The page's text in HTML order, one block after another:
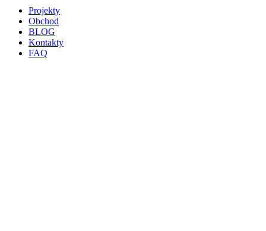
Projekty
Obchod
BLOG
Kontakty
FAQ